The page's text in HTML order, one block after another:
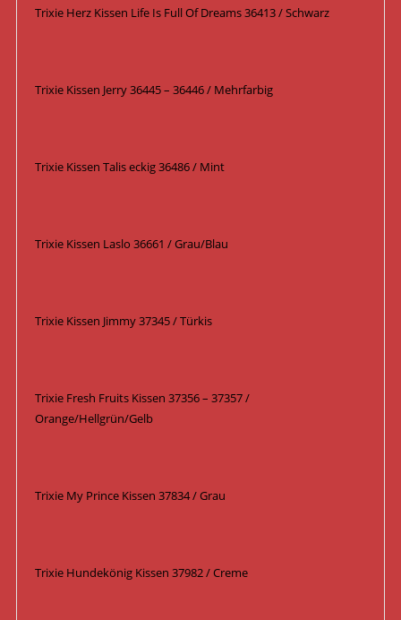
Trixie Herz Kissen Life Is Full Of Dreams 36413 / Schwarz
Trixie Kissen Jerry 36445 – 36446 / Mehrfarbig
Trixie Kissen Talis eckig 36486 / Mint
Trixie Kissen Laslo 36661 / Grau/Blau
Trixie Kissen Jimmy 37345 / Türkis
Trixie Fresh Fruits Kissen 37356 – 37357 /
Orange/Hellgrün/Gelb
Trixie My Prince Kissen 37834 / Grau
Trixie Hundekönig Kissen 37982 / Creme